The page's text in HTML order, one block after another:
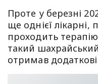
Проте у березні
ще однієї
проходить
такий
отримав додаткові